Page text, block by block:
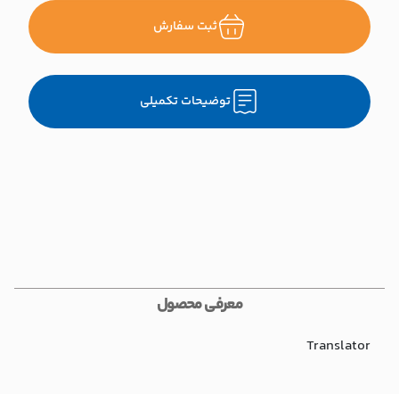
ثبت سفارش
توضیحات تکمیلی
معرفی محصول
Translator